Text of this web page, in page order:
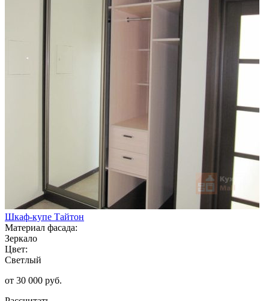
Шкаф-купе Тайтон
Материал фасада:
Зеркало
Цвет:
Светлый
от 30 000 руб.